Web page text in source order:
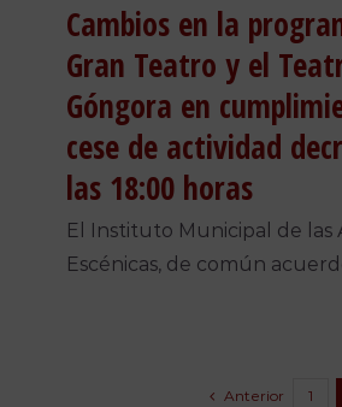
Cambios en la
Gran Teatro y el
Góngora en
cese de actividad
las 18:00 horas
El Instituto Municipal de las
Escénicas, de común
Anterior 1